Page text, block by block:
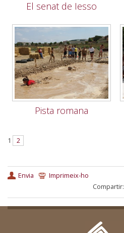
El senat de Iesso
Pista romana
1 2
Envia
Imprimeix-ho
Compartir: